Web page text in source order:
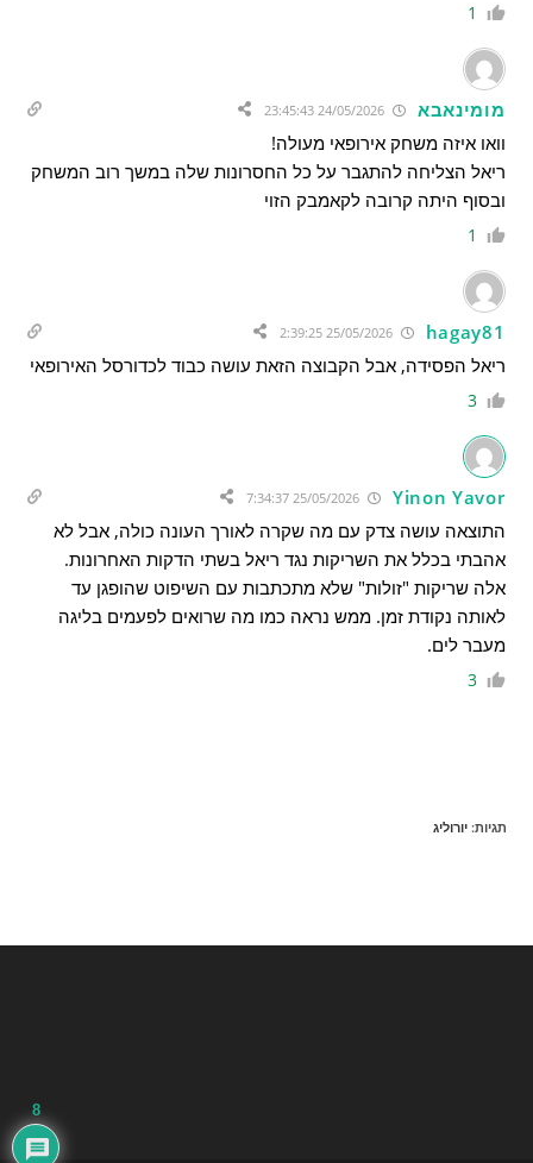
1
מומינאבא 24/05/2026 23:45:43
וואו איזה משחק אירופאי מעולה!
ריאל הצליחה להתגבר על כל החסרונות שלה במשך רוב המשחק
ובסוף היתה קרובה לקאמבק הזוי
1
hagay81
25/05/2026 2:39:25
ריאל הפסידה, אבל הקבוצה הזאת עושה כבוד לכדורסל האירופאי
3
Yinon Yavor
25/05/2026 7:34:37
התוצאה עושה צדק עם מה שקרה לאורך העונה כולה, אבל לא
אהבתי בכלל את השריקות נגד ריאל בשתי הדקות האחרונות.
אלה שריקות "זולות" שלא מתכתבות עם השיפוט שהופגן עד
לאותה נקודת זמן. ממש נראה כמו מה שרואים לפעמים בליגה
מעבר לים.
3
תגיות:יורוליג
8